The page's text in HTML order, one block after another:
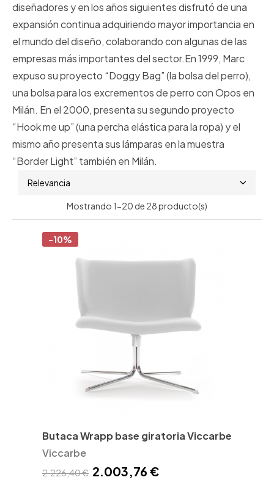
diseñadores y en los años siguientes disfrutó de una
expansión continua adquiriendo mayor importancia en
el mundo del diseño, colaborando con algunas de las
empresas más importantes del sector.En 1999, Marc
expuso su proyecto “Doggy Bag” (la bolsa del perro),
una bolsa para los excrementos de perro con Opos en
Milán. En el 2000, presenta su segundo proyecto
“Hook me up” (una percha elástica para la ropa) y el
mismo año presenta sus lámparas en la muestra
“Border Light” también en Milán.
Relevancia
Mostrando 1-20 de 28 producto(s)
-10%
Butaca Wrapp base giratoria Viccarbe
Viccarbe
2.226,40 € 2.003,76 €